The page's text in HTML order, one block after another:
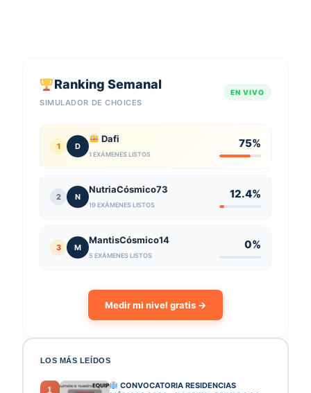
Ranking Semanal
SIMULADOR DE CHOICES
EN VIVO
1 D
Dafi
1 EXÁMENES LISTOS
75%
2 N
NutriaCósmico73
19 EXÁMENES LISTOS
12.4%
3 M
MantisCósmico14
5 EXÁMENES LISTOS
0%
Medir mi nivel gratis →
LOS MÁS LEÍDOS
1
CONVOCATORIA RESIDENCIAS